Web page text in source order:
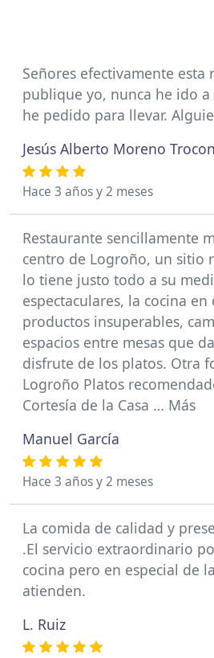
Señores efectivamente esta
publique yo, nunca he ido
he pedido para llevar.
Jesús Alberto Moreno
Hace 3 años y 2 meses
Restaurante sencillamente
centro de Logroño, un sitio
lo tiene justo todo a su
espectaculares, la cocina
productos insuperables,
espacios entre mesas que
disfrute de los platos. Otra
Logroño Platos
Cortesía de la Casa … Más
Manuel García
Hace 3 años y 2 meses
La comida de calidad y
.El servicio extraordinario
cocina pero en especial de
atienden.
L. Ruiz